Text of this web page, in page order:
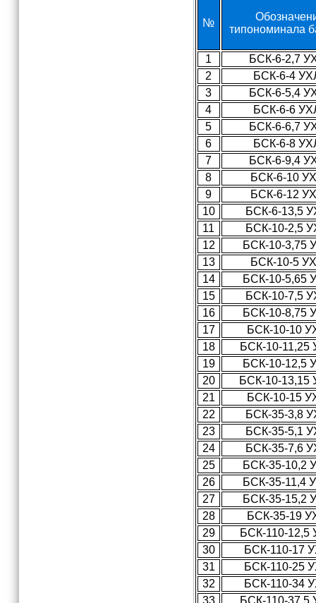
№
типономинала
1
БСК-6-2,7
2
БСК-6-4
3
БСК-6-5,4
4
БСК-6-6
5
БСК-6-6,7
6
БСК-6-8
7
БСК-6-9,4
8
БСК-6-10
9
БСК-6-12
10
БСК-6-13,5
11
БСК-10-2,5
12
БСК-10-3,75
13
БСК-10-5
14
БСК-10-5,65
15
БСК-10-7,5
16
БСК-10-8,75
17
БСК-10-10
18
БСК-10-11,25
19
БСК-10-12,5
20
БСК-10-13,15
21
БСК-10-15
22
БСК-35-3,8
23
БСК-35-5,1
24
БСК-35-7,6
25
БСК-35-10,2
26
БСК-35-11,4
27
БСК-35-15,2
28
БСК-35-19
29
БСК-110-12,5
30
БСК-110-17
31
БСК-110-25
32
БСК-110-34